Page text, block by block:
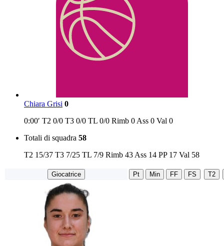
Chiara Grisi 0
0:00′ T2 0/0 T3 0/0 TL 0/0 Rimb 0 Ass 0 Val 0
Totali di squadra 58
T2 15/37 T3 7/25 TL 7/9 Rimb 43 Ass 14 PP 17 Val 58
Giocatrice Pt Min FF FS T2